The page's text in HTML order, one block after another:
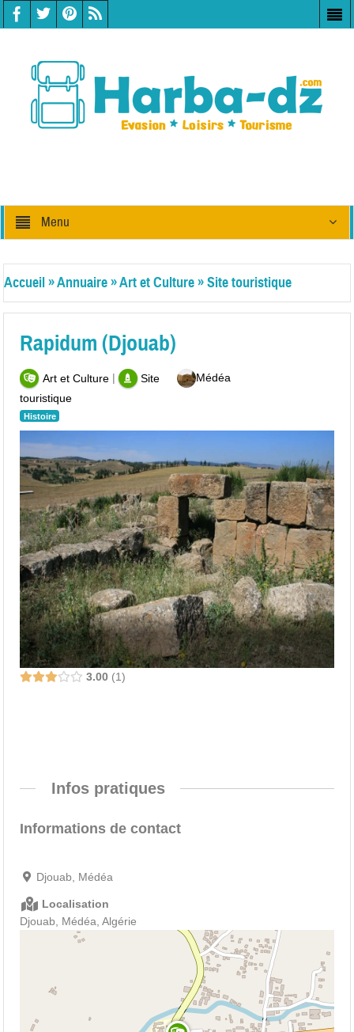
Menu
Accueil»Annuaire»Art et Culture»Site touristique
Rapidum (Djouab)
Art et Culture|
Site
touristique
Histoire
Médéa
3.00 1
Infos pratiques
Informations de contact
Djouab, Médéa
Localisation
Djouab, Médéa, Algérie